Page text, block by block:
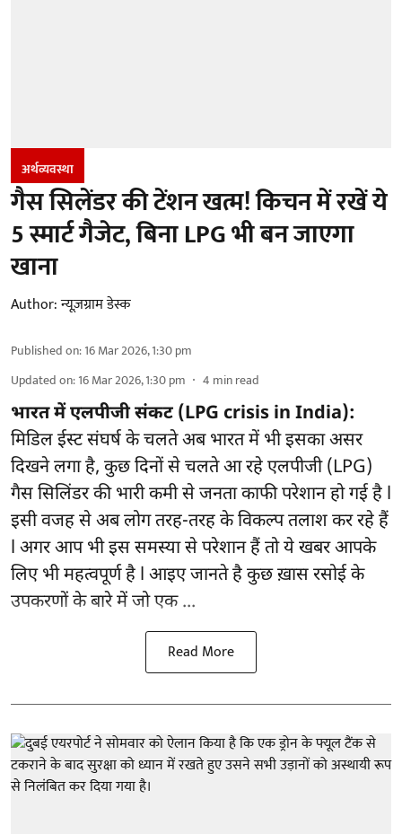
अर्थव्यवस्था
गैस सिलेंडर की टेंशन खत्म! किचन में रखें ये
5 स्मार्ट गैजेट, बिना LPG भी बन जाएगा
खाना
Author:न्यूज़ग्राम डेस्क
Published on:16 Mar 2026, 1:30 pm
Updated on:16 Mar 2026, 1:30 pm 4 min read
भारत में एलपीजी संकट (LPG crisis in India):
मिडिल ईस्ट संघर्ष के चलते अब भारत में भी इसका असर
दिखने लगा है, कुछ दिनों से चलते आ रहे एलपीजी (LPG)
गैस सिलिंडर की भारी कमी से जनता काफी परेशान हो गई है l
इसी वजह से अब लोग तरह-तरह के विकल्प तलाश कर रहे हैं
l अगर आप भी इस समस्या से परेशान हैं तो ये खबर आपके
लिए भी महत्वपूर्ण है l आइए जानते है कुछ ख़ास रसोई के
उपकरणों के बारे में जो एक ...
Read More